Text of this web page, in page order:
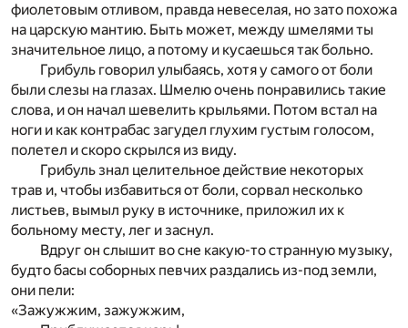
фиолетовым отливом, правда невеселая, но зато похожа
на царскую мантию. Быть может, между шмелями ты
значительное лицо, а потому и кусаешься так больно.
Грибуль говорил улыбаясь, хотя у самого от боли
были слезы на глазах. Шмелю очень понравились такие
слова, и он начал шевелить крыльями. Потом встал на
ноги и как контрабас загудел глухим густым голосом,
полетел и скоро скрылся из виду.
Грибуль знал целительное действие некоторых
трав и, чтобы избавиться от боли, сорвал несколько
листьев, вымыл руку в источнике, приложил их к
больному месту, лег и заснул.
Вдруг он слышит во сне какую-то странную музыку,
будто басы соборных певчих раздались из-под земли,
они пели:
«Зажужжим, зажужжим,